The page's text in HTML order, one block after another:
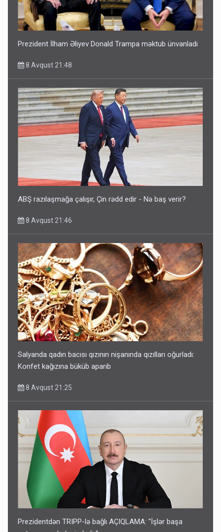
Prezident İlham Əliyev Donald Trampa məktub ünvanladı
8 Avqust 21:48
ABŞ razılaşmağa çalışır, Çin rədd edir - Nə baş verir?
8 Avqust 21:46
Salyanda qadın bacısı qızının nişanında qızılları oğurladı:
Konfet kağızına büküb aparıb
8 Avqust 21:25
Prezidentdən TRIPP-lə bağlı AÇIQLAMA: "İşlər başa